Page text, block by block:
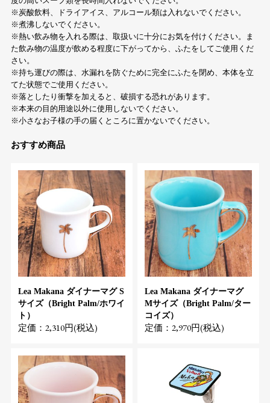
※炭酸飲料、ドライアイス、アルコール類は入れないでください。
※煮沸しないでください。
※熱い飲み物を入れる際は、取扱いに十分にお気を付けください。ま
た飲み物の温度が飲める程度に下がってから、ふたをしてご使用くだ
さい。
※持ち運びの際は、水漏れを防ぐために完全にふたを閉め、本体を立
てた状態でご使用ください。
※落としたり衝撃を加えると、破損する恐れがあります。
※本来の目的用途以外に使用しないでください。
※小さなお子様の手の届くところに置かないでください。
おすすめ商品
Lea Makana ダイナーマグ S
サイズ（Bright Palm/ホワイ
ト）
定価：2,310円(税込)
Lea Makana ダイナーマグ
Mサイズ（Bright Palm/ター
コイズ）
定価：2,970円(税込)